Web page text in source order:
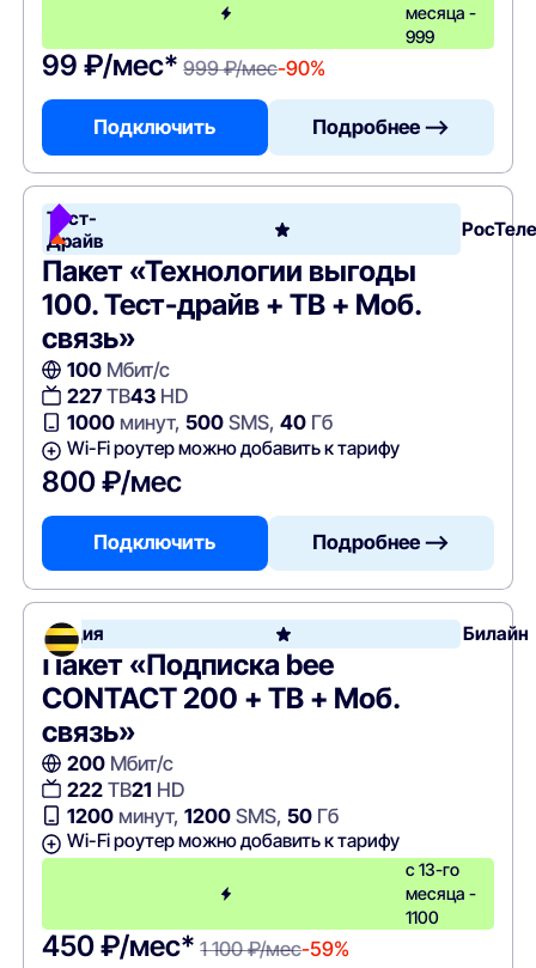
месяца -
999
99 ₽/мес* 999 ₽/мес-90%
Подключить Подробнее —>
Тест-
Драйв
Пакет «Технологии выгоды
100. Тест-драйв + ТВ + Моб.
связь»
100Мбит/с
227ТВ43HD
1000минут, 500SMS, 40Гб
Wi-Fi роутер можно добавить к тарифу
800 ₽/мес
Подключить Подробнее —>
Акция Билайн
Пакет «Подписка bee
CONTACT 200 + ТВ + Моб.
связь»
200Мбит/с
222ТВ21 HD
1200минут, 1200SMS, 50Гб
Wi-Fi роутер можно добавить к тарифу
с 13-го
месяца -
1100
450 ₽/мес* 1 100 ₽/мес-59%